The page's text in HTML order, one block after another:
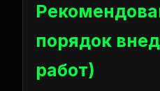
порядок
работ)